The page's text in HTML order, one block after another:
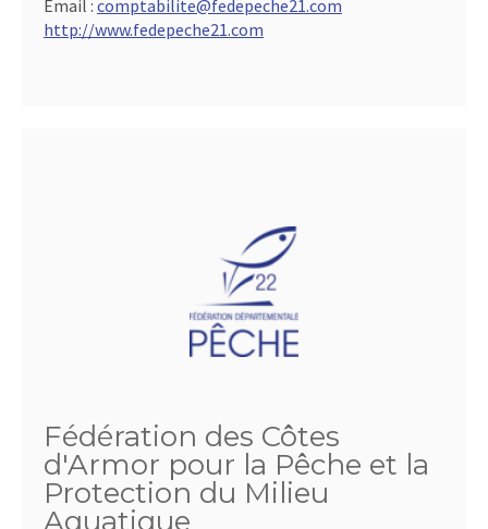
Email : comptabilite@fedepeche21.com
http://www.fedepeche21.com
Fédération des Côtes
d'Armor pour la Pêche et la
Protection du Milieu
Aquatique